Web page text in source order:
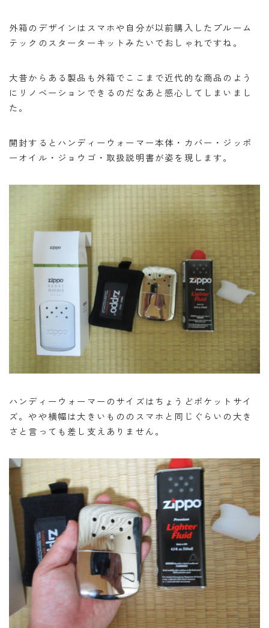
外箱のデザインはスマホや自分が以前購入したプルーム
テックのスターターキットみたいでおしゃれですね。
大昔からある製品も外箱でここまで近代的な商品のよう
にリノベーションできるのだなあと感心してしまいまし
た。
開封するとハンディーウォーマー本体・カバー・ジッポ
ーオイル・ジョウゴ・取扱説明書が姿を現します。
ハンディーウォーマーのサイズはちょうどポケットサイ
ズ。やや横幅は大きいもののスマホと同じぐらいの大き
さと言っても差し支えありません。